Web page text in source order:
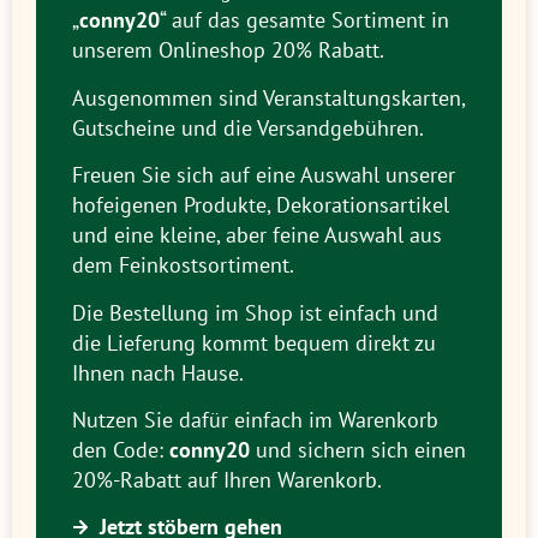
„conny20“ auf das gesamte Sortiment in
unserem Onlineshop 20% Rabatt.
Ausgenommen sind Veranstaltungskarten,
Gutscheine und die Versandgebühren.
Freuen Sie sich auf eine Auswahl unserer
hofeigenen Produkte, Dekorationsartikel
und eine kleine, aber feine Auswahl aus
dem Feinkostsortiment.
Die Bestellung im Shop ist einfach und
die Lieferung kommt bequem direkt zu
Ihnen nach Hause.
Nutzen Sie dafür einfach im Warenkorb
den Code: conny20 und sichern sich einen
20%-Rabatt auf Ihren Warenkorb.
Jetzt stöbern gehen